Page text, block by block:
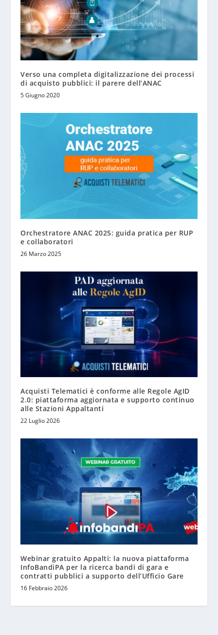
Verso una completa digitalizzazione dei processi
di acquisto pubblici: il parere dell’ANAC
5 Giugno 2020
Orchestratore ANAC 2025: guida pratica per RUP
e collaboratori
26 Marzo 2025
Acquisti Telematici è conforme alle Regole AgID
2.0: piattaforma aggiornata e supporto continuo
alle Stazioni Appaltanti
22 Luglio 2026
Webinar gratuito Appalti: la nuova piattaforma
InfoBandiPA per la ricerca bandi di gara e
contratti pubblici a supporto dell’Ufficio Gare
16 Febbraio 2026